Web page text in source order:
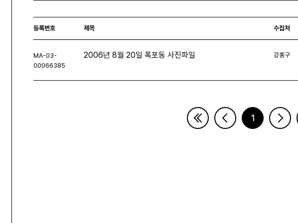
등록번호 제목 수집처
MA-03-
00066385
2006년 8월 20일 폭포동 사진파일 강홍구
1